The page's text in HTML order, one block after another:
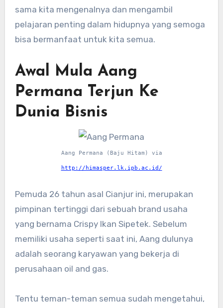
sama kita mengenalnya dan mengambil
pelajaran penting dalam hidupnya yang semoga
bisa bermanfaat untuk kita semua.
Awal Mula Aang
Permana Terjun Ke
Dunia Bisnis
Aang Permana (Baju Hitam) via
http://himasper.lk.ipb.ac.id/
Pemuda 26 tahun asal Cianjur ini, merupakan
pimpinan tertinggi dari sebuah brand usaha
yang bernama Crispy Ikan Sipetek. Sebelum
memiliki usaha seperti saat ini, Aang dulunya
adalah seorang karyawan yang bekerja di
perusahaan oil and gas.
Tentu teman-teman semua sudah mengetahui,